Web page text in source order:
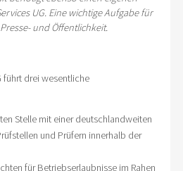
UG. Eine wichtige Aufgabe für
und Öffentlichkeit.
führt drei wesentliche
Stelle mit einer deutschlandweiten
und Prüfern innerhalb der
für Betriebserlaubnisse im Rahen